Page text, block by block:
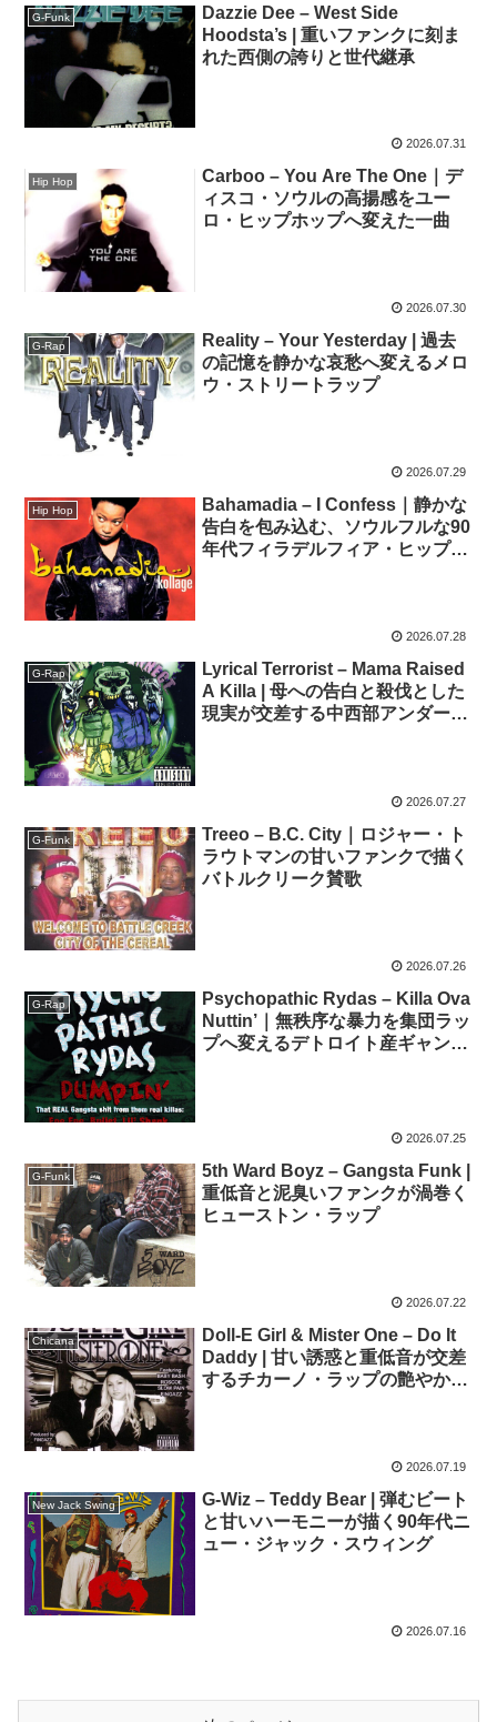
G-Funk
Dazzie Dee – West Side
Hoodsta’s | 重いファンクに刻ま
れた西側の誇りと世代継承
2026.07.31
Hip Hop
Carboo – You Are The One｜デ
ィスコ・ソウルの高揚感をユー
ロ・ヒップホップへ変えた一曲
2026.07.30
G-Rap
Reality – Your Yesterday | 過去
の記憶を静かな哀愁へ変えるメロ
ウ・ストリートラップ
2026.07.29
Hip Hop
Bahamadia – I Confess｜静かな
告白を包み込む、ソウルフルな90
年代フィラデルフィア・ヒップホ
2026.07.28
G-Rap
Lyrical Terrorist – Mama Raised
A Killa | 母への告白と殺伐とした
現実が交差する中西部アンダーグ
2026.07.27
G-Funk
Treeo – B.C. City｜ロジャー・ト
ラウトマンの甘いファンクで描く
バトルクリーク賛歌
2026.07.26
G-Rap
Psychopathic Rydas – Killa Ova
Nuttin’｜無秩序な暴力を集団ラッ
プへ変えるデトロイト産ギャング
2026.07.25
G-Funk
5th Ward Boyz – Gangsta Funk |
重低音と泥臭いファンクが渦巻く
ヒューストン・ラップ
2026.07.22
Chicana
Doll-E Girl & Mister One – Do It
Daddy | 甘い誘惑と重低音が交差
するチカーノ・ラップの艶やかな
2026.07.19
New Jack Swing
G-Wiz – Teddy Bear | 弾むビート
と甘いハーモニーが描く90年代ニ
ュー・ジャック・スウィング
2026.07.16